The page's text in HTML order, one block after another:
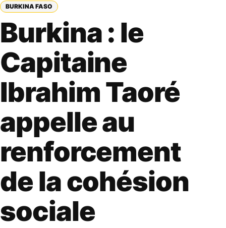
BURKINA FASO
Burkina : le
Capitaine
Ibrahim Taoré
appelle au
renforcement
de la cohésion
sociale